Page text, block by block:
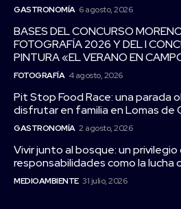
GASTRONOMÍA 6 agosto, 2026
BASES DEL CONCURSO
FOTOGRAFÍA 2026 Y DEL I
PINTURA «EL VERANO EN
FOTOGRAFÍA 4 agosto, 2026
Pit Stop Food Race: una parada
disfrutar en familia en Lomas de
GASTRONOMÍA 2 agosto, 2026
Vivir junto al bosque: un
responsabilidades como la lucha
MEDIOAMBIENTE 31 julio, 2026